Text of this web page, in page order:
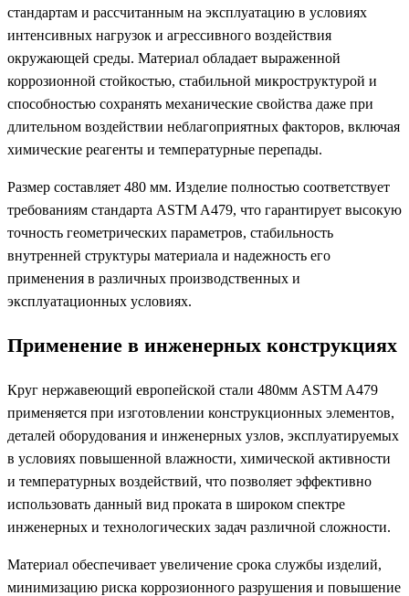
стандартам и рассчитанным на эксплуатацию в условиях
интенсивных нагрузок и агрессивного воздействия
окружающей среды. Материал обладает выраженной
коррозионной стойкостью, стабильной микроструктурой и
способностью сохранять механические свойства даже при
длительном воздействии неблагоприятных факторов, включая
химические реагенты и температурные перепады.
Размер составляет 480 мм. Изделие полностью соответствует
требованиям стандарта ASTM A479, что гарантирует высокую
точность геометрических параметров, стабильность
внутренней структуры материала и надежность его
применения в различных производственных и
эксплуатационных условиях.
Применение в инженерных конструкциях
Круг нержавеющий европейской стали 480мм ASTM A479
применяется при изготовлении конструкционных элементов,
деталей оборудования и инженерных узлов, эксплуатируемых
в условиях повышенной влажности, химической активности
и температурных воздействий, что позволяет эффективно
использовать данный вид проката в широком спектре
инженерных и технологических задач различной сложности.
Материал обеспечивает увеличение срока службы изделий,
минимизацию риска коррозионного разрушения и повышение